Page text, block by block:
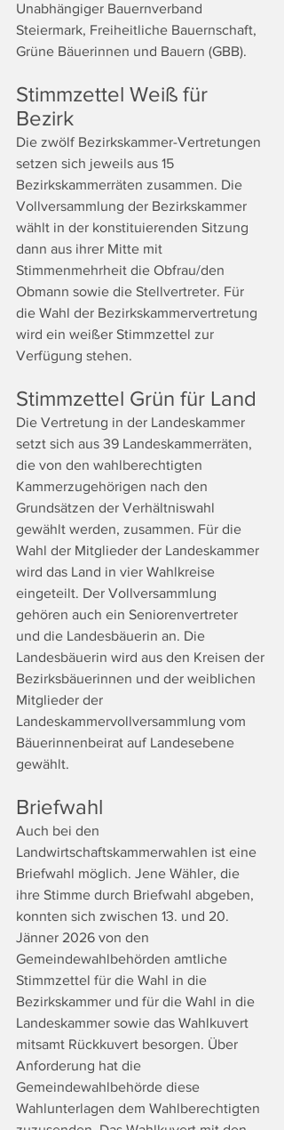
Unabhängiger Bauernverband
Steiermark, Freiheitliche Bauernschaft,
Grüne Bäuerinnen und Bauern (GBB).
Stimmzettel Weiß für
Bezirk
Die zwölf Bezirkskammer-Vertretungen
setzen sich jeweils aus 15
Bezirkskammerräten zusammen. Die
Vollversammlung der Bezirkskammer
wählt in der konstituierenden Sitzung
dann aus ihrer Mitte mit
Stimmenmehrheit die Obfrau/den
Obmann sowie die Stellvertreter. Für
die Wahl der Bezirkskammervertretung
wird ein weißer Stimmzettel zur
Verfügung stehen.
Stimmzettel Grün für Land
Die Vertretung in der Landeskammer
setzt sich aus 39 Landeskammerräten,
die von den wahlberechtigten
Kammerzugehörigen nach den
Grundsätzen der Verhältniswahl
gewählt werden, zusammen. Für die
Wahl der Mitglieder der Landeskammer
wird das Land in vier Wahlkreise
eingeteilt. Der Vollversammlung
gehören auch ein Seniorenvertreter
und die Landesbäuerin an. Die
Landesbäuerin wird aus den Kreisen der
Bezirksbäuerinnen und der weiblichen
Mitglieder der
Landeskammervollversammlung vom
Bäuerinnenbeirat auf Landesebene
gewählt.
Briefwahl
Auch bei den
Landwirtschaftskammerwahlen ist eine
Briefwahl möglich. Jene Wähler, die
ihre Stimme durch Briefwahl abgeben,
konnten sich zwischen 13. und 20.
Jänner 2026 von den
Gemeindewahlbehörden amtliche
Stimmzettel für die Wahl in die
Bezirkskammer und für die Wahl in die
Landeskammer sowie das Wahlkuvert
mitsamt Rückkuvert besorgen. Über
Anforderung hat die
Gemeindewahlbehörde diese
Wahlunterlagen dem Wahlberechtigten